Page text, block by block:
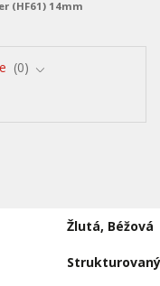
(HF61) 14mm
0
Žlutá, Béžová